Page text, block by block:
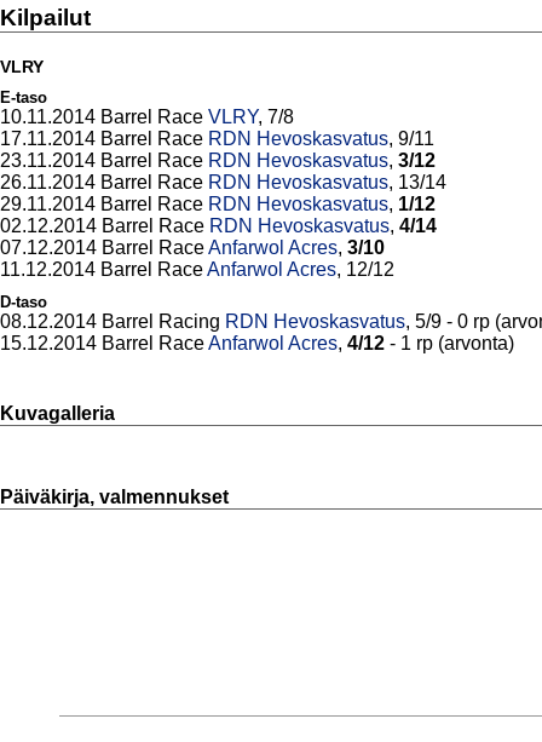
Kilpailut
VLRY
E-taso
10.11.2014 Barrel Race VLRY, 7/8
17.11.2014 Barrel Race RDN Hevoskasvatus, 9/11
23.11.2014 Barrel Race RDN Hevoskasvatus, 3/12
26.11.2014 Barrel Race RDN Hevoskasvatus, 13/14
29.11.2014 Barrel Race RDN Hevoskasvatus, 1/12
02.12.2014 Barrel Race RDN Hevoskasvatus, 4/14
07.12.2014 Barrel RaceAnfarwol Acres, 3/10
11.12.2014 Barrel RaceAnfarwol Acres, 12/12
D-taso
08.12.2014 Barrel Racing RDN Hevoskasvatus, 5/9 - 0 rp
15.12.2014 Barrel RaceAnfarwol Acres, 4/12 - 1 rp (arvonta)
Kuvagalleria
Päiväkirja, valmennukset